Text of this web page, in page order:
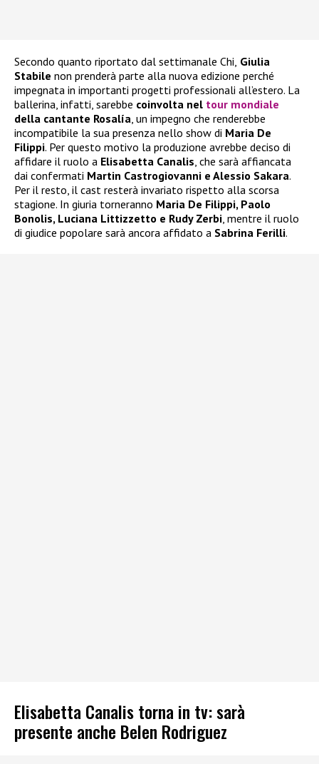
Secondo quanto riportato dal settimanale Chi, Giulia
Stabile non prenderà parte alla nuova edizione perché
impegnata in importanti progetti professionali all’estero. La
ballerina, infatti, sarebbe coinvolta nel tour mondiale
della cantante Rosalía, un impegno che renderebbe
incompatibile la sua presenza nello show di Maria De
Filippi. Per questo motivo la produzione avrebbe deciso di
affidare il ruolo a Elisabetta Canalis, che sarà affiancata
dai confermati Martin Castrogiovanni e Alessio Sakara.
Per il resto, il cast resterà invariato rispetto alla scorsa
stagione. In giuria torneranno Maria De Filippi, Paolo
Bonolis, Luciana Littizzetto e Rudy Zerbi, mentre il ruolo
di giudice popolare sarà ancora affidato a Sabrina Ferilli.
Elisabetta Canalis torna in tv: sarà
presente anche Belen Rodriguez